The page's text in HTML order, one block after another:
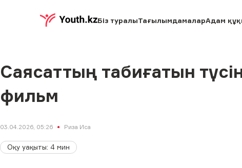
Біз туралыТағылымдамаларАдам
Саясаттың табиғатын
фильм
03.04.2026, 05:26 Риза Иса
Оқу уақыты: 4 мин